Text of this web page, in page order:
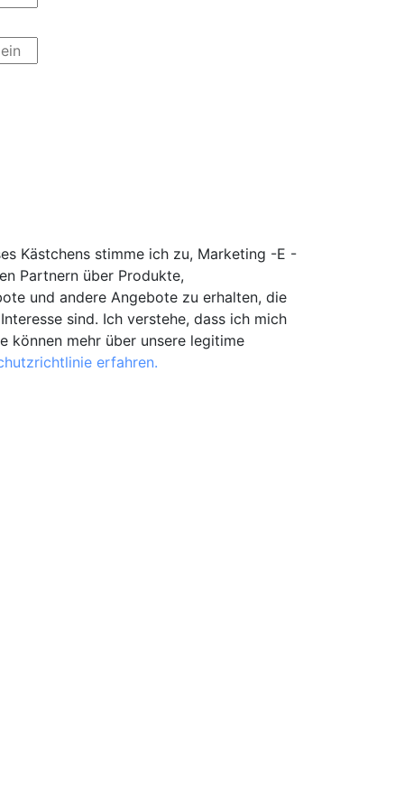
Kästchens stimme ich zu, Marketing -E -
Partnern über Produkte,
und andere Angebote zu erhalten, die
sind. Ich verstehe, dass ich mich
können mehr über unsere legitime
erfahren.